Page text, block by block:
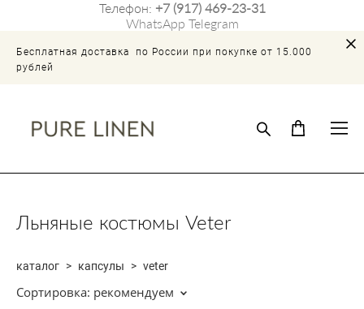
Телефон: +7 (917) 469-23-31
WhatsApp Telegram
Бесплатная доставка по России при покупке от 15.000
рублей
Льняные костюмы Veter
каталог > капсулы > veter
Сортировка: рекомендуем